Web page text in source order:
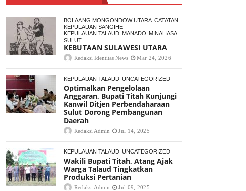
BOLAANG MONGONDOW UTARA CATATAN
KEPULAUAN SANGIHE
KEPULAUAN TALAUD MANADO MINAHASA
SULUT
KEBUTAAN SULAWESI UTARA
Redaksi Identitas News Mar 24, 2026
KEPULAUAN TALAUD UNCATEGORIZED
Optimalkan Pengelolaan
Anggaran, Bupati Titah Kunjungi
Kanwil Ditjen Perbendaharaan
Sulut Dorong Pembangunan
Daerah
Redaksi Admin Jul 14, 2025
KEPULAUAN TALAUD UNCATEGORIZED
Wakili Bupati Titah, Atang Ajak
Warga Talaud Tingkatkan
Produksi Pertanian
Redaksi Admin Jul 09, 2025